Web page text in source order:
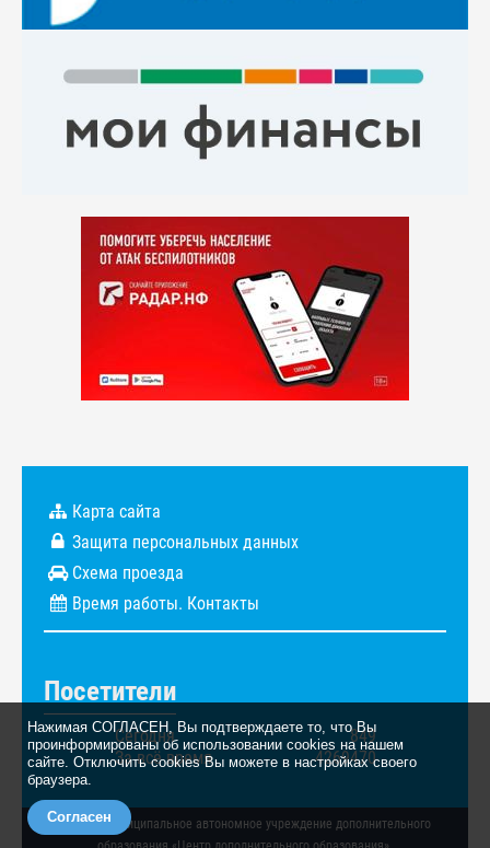
Нажимая СОГЛАСЕН, Вы подтверждаете то, что Вы
проинформированы об использовании cookies на нашем
сайте. Отключить cookies Вы можете в настройках своего
браузера.
Согласен
Карта сайта
Защита персональных данных
Схема проезда
Время работы. Контакты
Посетители
Сегодня
849
За всё время
4269470
© 2026. Муниципальное автономное учреждение дополнительного